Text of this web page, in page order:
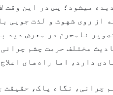
میشود؛ پس در این وقت
از روی شهوت و لذت جویی
نامحرم در معرض دید
مختلف حرمت چشم
دارد، اما راه‌های
چرانی، نگاه پاک، حقیقت